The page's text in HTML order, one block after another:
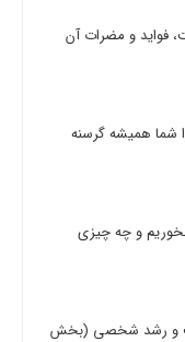
فواید و مضرات آن
شما همیشه گرسنه
و چه چیزی
و رشد شخصی (بخش